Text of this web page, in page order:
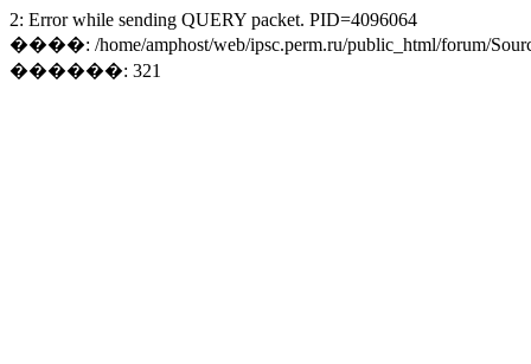
2: Error while sending QUERY packet. PID=4096064
����: /home/amphost/web/ipsc.perm.ru/public_html/forum/
������: 321